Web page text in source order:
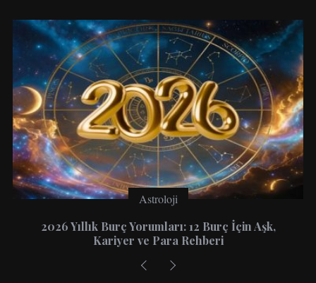
Astroloji
2026 Yıllık Burç Yorumları: 12 Burç İçin Aşk,
Kariyer ve Para Rehberi